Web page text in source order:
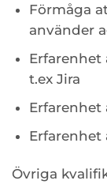
Förmåga
använder
Erfarenhet
t.ex Jira
Erfarenhet
Erfarenhet
Övriga